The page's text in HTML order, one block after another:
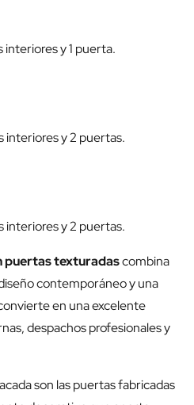
y 1 puerta.
interiores y 2 puertas.
interiores y 2 puertas.
puertas texturadascombina
contemporáneo y una
en una excelente
despachos profesionales y
son las puertas fabricadas